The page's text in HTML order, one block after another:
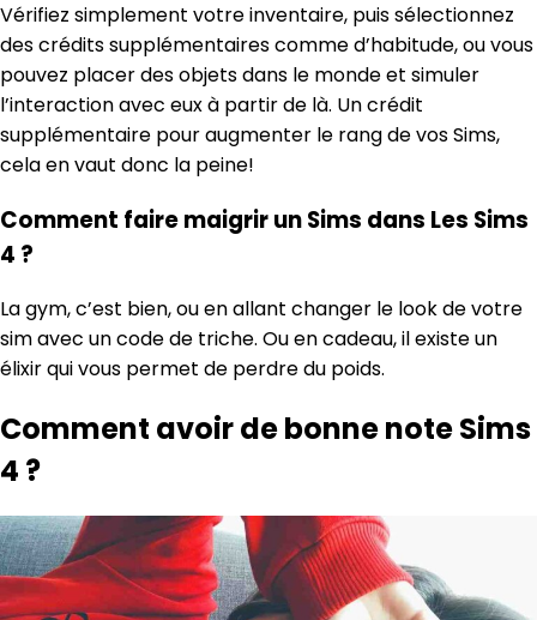
Vérifiez simplement votre inventaire, puis sélectionnez
des crédits supplémentaires comme d’habitude, ou vous
pouvez placer des objets dans le monde et simuler
l’interaction avec eux à partir de là. Un crédit
supplémentaire pour augmenter le rang de vos Sims,
cela en vaut donc la peine!
Comment faire maigrir un Sims dans Les Sims
4 ?
La gym, c’est bien, ou en allant changer le look de votre
sim avec un code de triche. Ou en cadeau, il existe un
élixir qui vous permet de perdre du poids.
Comment avoir de bonne note Sims
4 ?